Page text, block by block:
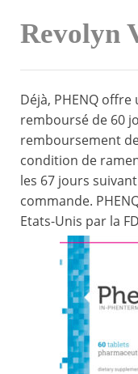
Revolyn
Déjà, PHENQ
remboursé de 60
remboursement
condition de
les 67 jours
commande.
Etats-Unis par la